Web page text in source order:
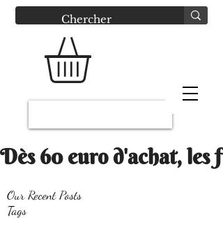
Dès 60 euro d'achat,
Our Recent Posts
Tags